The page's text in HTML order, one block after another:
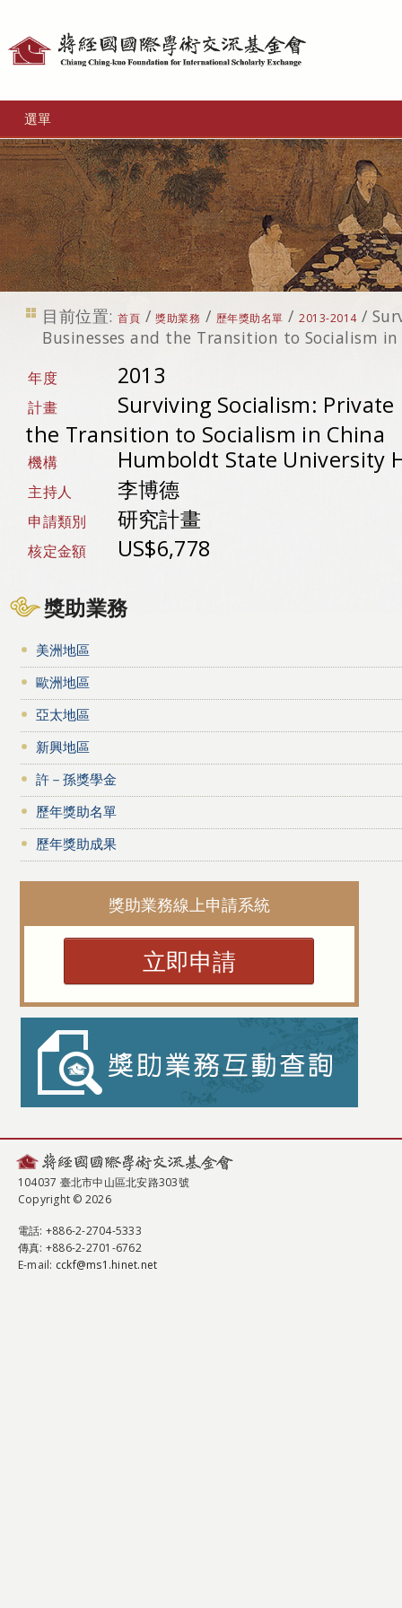
選單
目前位置: 首頁 /獎助業務 / 歷年獎助名單 /2013-2014 /
Businesses and the Transition to Socialism
年度 2013
計畫
Surviving Socialism: Private
the Transition to Socialism in China
機構 Humboldt State University
主持人 李博德
申請類別 研究計畫
核定金額 US$6,778
獎助業務
美洲地區
歐洲地區
亞太地區
新興地區
許－孫獎學金
歷年獎助名單
歷年獎助成果
獎助業務線上申請系統
立即申請
104037 臺北市中山區北安路303號
Copyright © 2026
電話: +886-2-2704-5333
傳真: +886-2-2701-6762
E-mail: cckf@ms1.hinet.net